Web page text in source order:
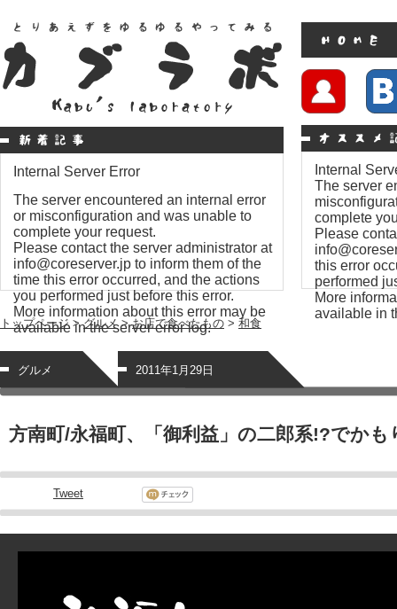
Internal Server Error
The server encountered an internal error
or misconfiguration and was unable to
complete your request.
Please contact the server administrator at
info@coreserver.jp to inform them of the
time this error occurred, and the actions
you performed just before this error.
More information about this error may be
available in the server error log.
Internal
The server
complete
Please
this error
performed
More
available in
トップページ>グルメ>お店で食べたもの > 和食
グルメ 2011年1月29日
方南町/永福町、「御利益」の二郎系!?でか
Tweet